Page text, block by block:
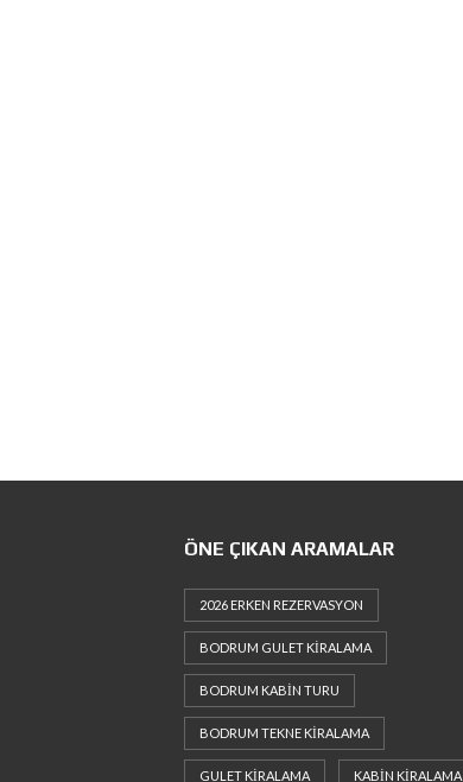
ÖNE ÇIKAN ARAMALAR
2026 ERKEN REZERVASYON
BODRUM GULET KIRALAMA
BODRUM KABIN TURU
BODRUM TEKNE KIRALAMA
GULET KIRALAMA KABIN KIRALAMA